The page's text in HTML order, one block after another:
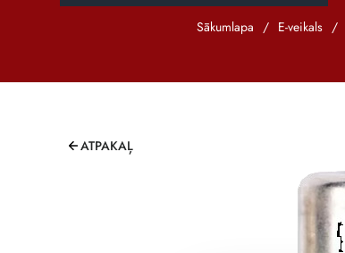
Sākumlapa / E-veikals /
ATPAKAĻ